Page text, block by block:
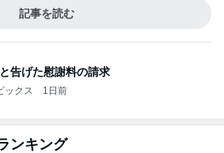
記事を読む
告げた慰謝料の請求
ックス 1日前
ンキング